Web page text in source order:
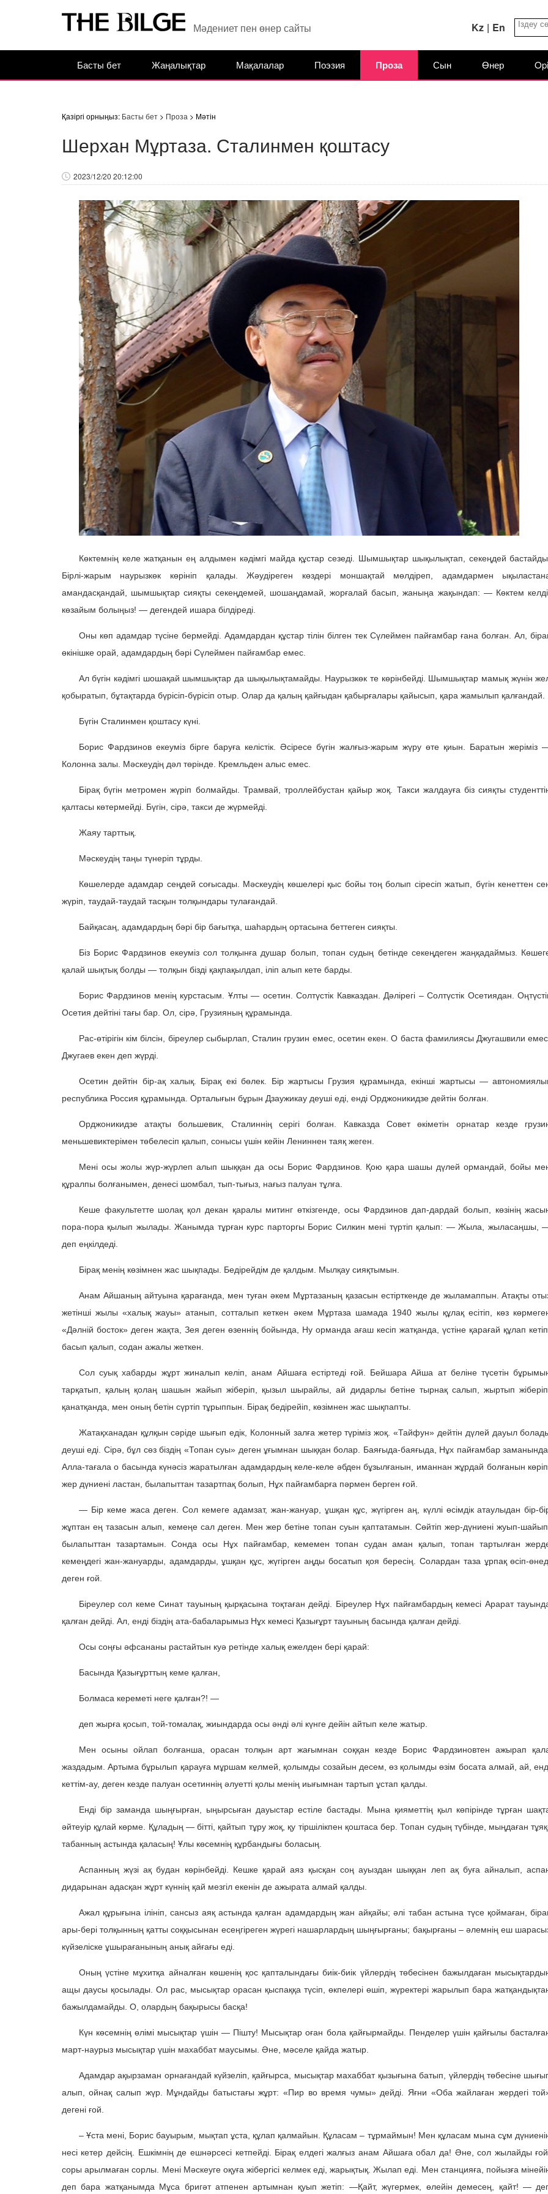
Мәдениет пен өнер сайты Kz | En
Басты бет Жаңалықтар Мақалалар Поэзия Проза Сын Өнер
Қазіргі орныңыз: Басты бет> Проза > Мәтін
Шерхан Мұртаза. Сталинмен қоштасу
2023/12/20 20:12:00
Көктемнің келе жатқанын ең алдымен кәдімгі майда құстар сезеді. Шымшықтар шықылықтап, секеңдей
Бірлі-жарым наурызкөк көрініп қалады. Жәудіреген көздері моншақтай мөлдіреп, адамдармен
амандасқандай, шымшықтар сияқты секеңдемей, шошаңдамай, жорғалай басып, жаныңа жақындап: — Көктем
көзайым болыңыз! — дегендей ишара білдіреді.
Оны көп адамдар түсіне бермейді. Адамдардан құстар тілін білген тек Сүлеймен пайғамбар ғана болған. Ал,
өкінішке орай, адамдардың бәрі Сүлеймен пайғамбар емес.
Ал бүгін кәдімгі шошақай шымшықтар да шықылықтамайды. Наурызкөк те көрінбейді. Шымшықтар мамық жүнін
қобыратып, бұтақтарда бүрісіп-бүрісіп отыр. Олар да қалың қайғыдан қабырғалары қайысып, қара жамылып қалғандай.
Бүгін Сталинмен қоштасу күні.
Борис Фардзинов екеуміз бірге баруға келістік. Әсіресе бүгін жалғыз-жарым жүру өте қиын. Баратын жеріміз
Колонна залы. Мәскеудің дәл төрінде. Кремльден алыс емес.
Бірақ бүгін метромен жүріп болмайды. Трамвай, троллейбустан қайыр жоқ. Такси жалдауға біз сияқты
қалтасы көтермейді. Бүгін, сірә, такси де жүрмейді.
Жаяу тарттық.
Мәскеудің таңы түнеріп тұрды.
Көшелерде адамдар сеңдей соғысады. Мәскеудің көшелері қыс бойы тоң болып сіресіп жатып, бүгін кенеттен
жүріп, таудай-таудай тасқын толқындары тулағандай.
Байқасаң, адамдардың бәрі бір бағытқа, шаһардың ортасына беттеген сияқты.
Біз Борис Фардзинов екеуміз сол толқынға душар болып, топан судың бетінде секеңдеген жаңқадаймыз.
қалай шықтық болды — толқын бізді қақпақылдап, іліп алып кете барды.
Борис Фардзинов менің курстасым. Ұлты — осетин. Солтүстік Кавказдан. Дәлірегі – Солтүстік Осетиядан.
Осетия дейтіні тағы бар. Ол, сірә, Грузияның құрамында.
Рас-өтірігін кім білсін, біреулер сыбырлап, Сталин грузин емес, осетин екен. О баста фамилиясы Джугашвили
Джугаев екен деп жүрді.
Осетин дейтін бір-ақ халық. Бірақ екі бөлек. Бір жартысы Грузия құрамында, екінші жартысы —
республика Россия құрамында. Орталығын бұрын Дзаужикау деуші еді, енді Орджоникидзе дейтін болған.
Орджоникидзе атақты большевик, Сталиннің серігі болған. Кавказда Совет өкіметін орнатар кезде
меньшевиктерімен төбелесіп қалып, сонысы үшін кейін Лениннен таяқ жеген.
Мені осы жолы жүр-жүрлеп алып шыққан да осы Борис Фардзинов. Қою қара шашы дүлей ормандай, бойы
құралпы болғанымен, денесі шомбал, тып-тығыз, нағыз палуан тұлға.
Кеше факультетте шолақ қол декан қаралы митинг өткізгенде, осы Фардзинов дап-дардай болып, көзінің
пора-пора қылып жылады. Жанымда тұрған курс парторгы Борис Силкин мені түртіп қалып: — Жыла, жыласаңшы,
деп еңкілдеді.
Бірақ менің көзімнен жас шықпады. Бедірейдім де қалдым. Мылқау сияқтымын.
Анам Айшаның айтуына қарағанда, мен туған әкем Мұртазаның қазасын естірткенде де жыламаппын. Атақты
жетінші жылы «халық жауы» атанып, сотталып кеткен әкем Мұртаза шамада 1940 жылы құлақ есітіп, көз
«Дәлній босток» деген жақта, Зея деген өзеннің бойында, Ну орманда ағаш кесіп жатқанда, үстіне қарағай құлап
басып қалып, содан ажалы жеткен.
Сол суық хабарды жұрт жиналып келіп, анам Айшаға естіртеді ғой. Бейшара Айша ат беліне түсетін
тарқатып, қалың қолаң шашын жайып жіберіп, қызыл шырайлы, ай дидарлы бетіне тырнақ салып, жыртып
қанатқанда, мен оның бетін сүртіп тұрыппын. Бірақ бедірейіп, көзімнен жас шықпапты.
Жатақханадан құлқын сәріде шығып едік, Колонный залға жетер түріміз жоқ. «Тайфун» дейтін дүлей дауыл
деуші еді. Сірә, бұл сөз біздің «Топан суы» деген ұғымнан шыққан болар. Баяғыда-баяғыда, Нұх пайғамбар
Алла-тағала о басында күнәсіз жаратылған адамдардың келе-келе әбден бұзылғанын, иманнан жұрдай болғанын
жер дүниені ластан, былапыттан тазартпақ болып, Нұх пайғамбарға пәрмен берген ғой.
— Бір кеме жаса деген. Сол кемеге адамзат, жан-жануар, ұшқан құс, жүгірген аң, күллі өсімдік атаулыдан бір-
жұптан ең тазасын алып, кемеңе сал деген. Мен жер бетіне топан суын қаптатамын. Сөйтіп жер-дүниені жуып-
былапыттан тазартамын. Сонда осы Нұх пайғамбар, кемемен топан судан аман қалып, топан тартылған
кемеңдегі жан-жануарды, адамдарды, ұшқан құс, жүгірген аңды босатып қоя бересің. Солардан таза ұрпақ өсіп-
деген ғой.
Біреулер сол кеме Синат тауының қырқасына тоқтаған дейді. Біреулер Нұх пайғамбардың кемесі Арарат
қалған дейді. Ал, енді біздің ата-бабаларымыз Нұх кемесі Қазығұрт тауының басында қалған дейді.
Осы соңғы әфсананы растайтын куә ретінде халық ежелден бері қарай:
Басында Қазығұрттың кеме қалған,
Болмаса кереметі неге қалған?! —
деп жырға қосып, той-томалақ, жиындарда осы әнді әлі күнге дейін айтып келе жатыр.
Мен осыны ойлап болғанша, орасан толқын арт жағымнан соққан кезде Борис Фардзиновтен ажырап
жаздадым. Артыма бұрылып қарауға мұршам келмей, қолымды созайын десем, өз қолымды өзім босата алмай, ай,
кеттім-ау, деген кезде палуан осетиннің әлуетті қолы менің иығымнан тартып ұстап қалды.
Енді бір заманда шыңғырған, ыңырсыған дауыстар естіле бастады. Мына қияметтің қыл көпірінде тұрған
әйтеуір құлай көрме. Құладың — бітті, қайтып тұру жоқ, қу тіршілікпен қоштаса бер. Топан судың түбінде, мыңдаған
табанның астында қаласың! Ұлы көсемнің құрбандығы боласың.
Аспанның жүзі ақ будан көрінбейді. Кешке қарай аяз қысқан соң ауыздан шыққан леп ақ буға айналып,
дидарынан адасқан жұрт күннің қай мезгіл екенін де ажырата алмай қалды.
Ажал құрығына ілініп, сансыз аяқ астында қалған адамдардың жан айқайы; әлі табан астына түсе қоймаған,
ары-бері толқынның қатты соққысынан есеңгіреген жүрегі нашарлардың шыңғырғаны; бақырғаны – әлемнің еш
күйзеліске ұшырағанының анық айғағы еді.
Оның үстіне мұхитқа айналған көшенің қос қапталындағы биік-биік үйлердің төбесінен бажылдаған
ащы даусы қосылады. Ол рас, мысықтар орасан қыспаққа түсіп, өкпелері өшіп, жүректері жарылып бара
бажылдамайды. О, олардың бақырысы басқа!
Күн көсемнің өлімі мысықтар үшін — Пішту! Мысықтар оған бола қайғырмайды. Пенделер үшін қайғылы
март-наурыз мысықтар үшін махаббат маусымы. Әне, мәселе қайда жатыр.
Адамдар ақырзаман орнағандай күйзеліп, қайғырса, мысықтар махаббат қызығына батып, үйлердің төбесіне
алып, ойнақ салып жүр. Мұндайды батыстағы жұрт: «Пир во время чумы» дейді. Яғни «Оба жайлаған жердегі
дегені ғой.
– Ұста мені, Борис бауырым, мықтап ұста, құлап қалмайын. Құласам – тұрмаймын! Мен құласам мына сұм
несі кетер дейсің. Ешкімнің де ешнәрсесі кетпейді. Бірақ елдегі жалғыз анам Айшаға обал да! Әне, сол жылайды
соры арылмаған сорлы. Мені Мәскеуге оқуға жібергісі келмек еді, жарықтық. Жылап еді. Мен станцияға, пойызға
деп бара жатқанымда Мұса бригәт атпенен артымнан қуып жетіп: —Қайт, жүгермек, өлейін демесең, қайт! —